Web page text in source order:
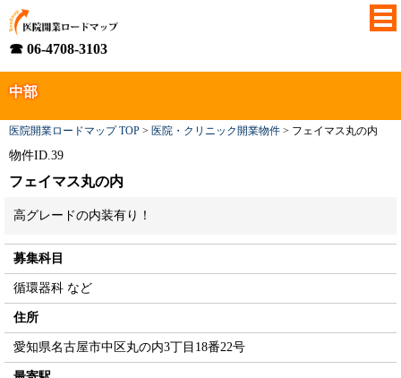
☎ 06-4708-3103
中部
医院開業ロードマップ TOP > 医院・クリニック開業物件 > フェイマス丸の内
物件ID.39
フェイマス丸の内
高グレードの内装有り！
募集科目
循環器科 など
住所
愛知県名古屋市中区丸の内3丁目18番22号